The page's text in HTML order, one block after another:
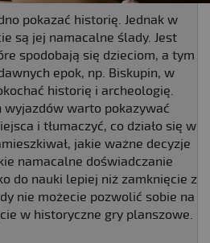
pokazać historię. Jednak w
są jej namacalne ślady. Jest
spodobają się dzieciom, a tym
epok, np. Biskupin, w
historię i archeologię.
wyjazdów warto pokazywać
i tłumaczyć, co działo się w
jakie ważne decyzje
namacalne doświadczanie
do nauki lepiej niż zamknięcie z
nie możecie pozwolić sobie na
w historyczne gry planszowe.